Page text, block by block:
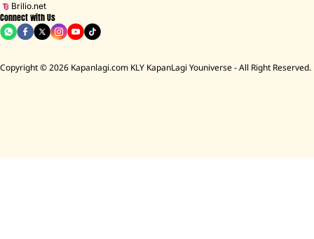
Brilio.net
Connect with Us
Copyright © 2026 Kapanlagi.com KLY KapanLagi Youniverse - All Right Reserved.